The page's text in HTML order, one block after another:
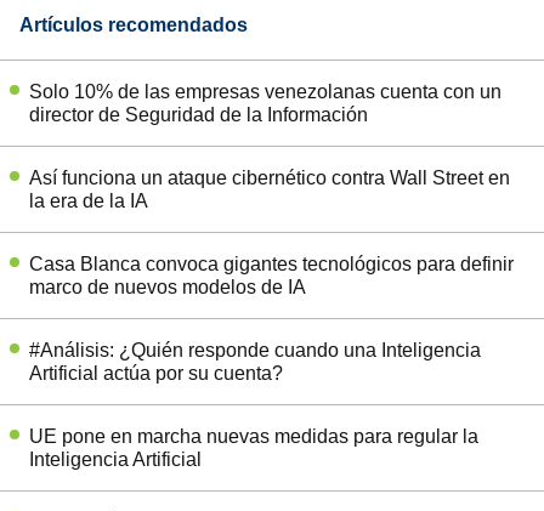
Artículos recomendados
Solo 10% de las empresas venezolanas cuenta con un
director de Seguridad de la Información
Así funciona un ataque cibernético contra Wall Street en
la era de la IA
Casa Blanca convoca gigantes tecnológicos para definir
marco de nuevos modelos de IA
#Análisis: ¿Quién responde cuando una Inteligencia
Artificial actúa por su cuenta?
UE pone en marcha nuevas medidas para regular la
Inteligencia Artificial